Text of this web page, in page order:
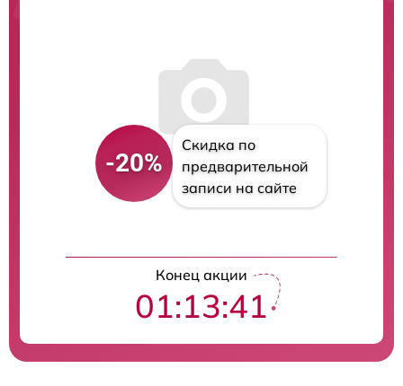
-20%
Скидка по
предварительной
записи на сайте
Конец акции
01:13:40